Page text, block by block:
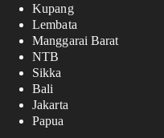
Kupang
Lembata
Manggarai Barat
NTB
Sikka
Bali
Jakarta
Papua